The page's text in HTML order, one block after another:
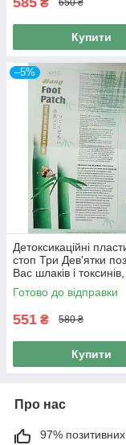
650 ₴
Купити
–5%
Детоксикаційні
стоп Три Дев'ятки
Вас шлаків і
пар 10 шт.
Готово до відправки
551 ₴ 580 ₴
Купити
Про нас
97% позитивних